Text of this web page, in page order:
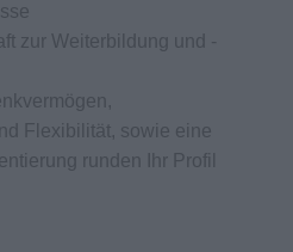
zur Weiterbildung und -
Flexibilität, sowie eine
runden Ihr Profil